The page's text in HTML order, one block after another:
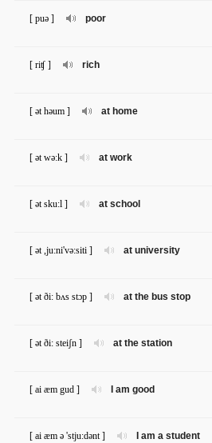
poor
[ puə ]
rich
[ riʧ ]
at home
[ ət həum ]
at work
[ ət wə:k ]
at school
[ ət sku:l ]
at university
[ ət ,ju:ni'və:siti ]
at the bus stop
[ ət ði: bʌs stɔp ]
at the station
[ ət ði: steiʃn ]
I am good
[ ai æm gud ]
I am a student
[ ai æm ə 'stju:dənt ]